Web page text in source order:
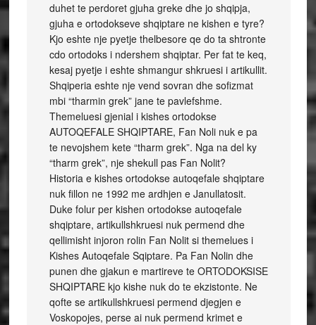
duhet te perdoret gjuha greke dhe jo shqipja,
gjuha e ortodokseve shqiptare ne kishen e tyre?
Kjo eshte nje pyetje thelbesore qe do ta shtronte
cdo ortodoks i ndershem shqiptar. Per fat te keq,
kesaj pyetje i eshte shmangur shkruesi i artikullit.
Shqiperia eshte nje vend sovran dhe sofizmat
mbi “tharmin grek” jane te pavlefshme.
Themeluesi gjenial i kishes ortodokse
AUTOQEFALE SHQIPTARE, Fan Noli nuk e pa
te nevojshem kete “tharm grek”. Nga na del ky
“tharm grek”, nje shekull pas Fan Nolit?
Historia e kishes ortodokse autoqefale shqiptare
nuk fillon ne 1992 me ardhjen e Janullatosit.
Duke folur per kishen ortodokse autoqefale
shqiptare, artikullshkruesi nuk permend dhe
qellimisht injoron rolin Fan Nolit si themelues i
Kishes Autoqefale Sqiptare. Pa Fan Nolin dhe
punen dhe gjakun e martireve te ORTODOKSISE
SHQIPTARE kjo kishe nuk do te ekzistonte. Ne
qofte se artikullshkruesi permend djegjen e
Voskopojes, perse ai nuk permend krimet e